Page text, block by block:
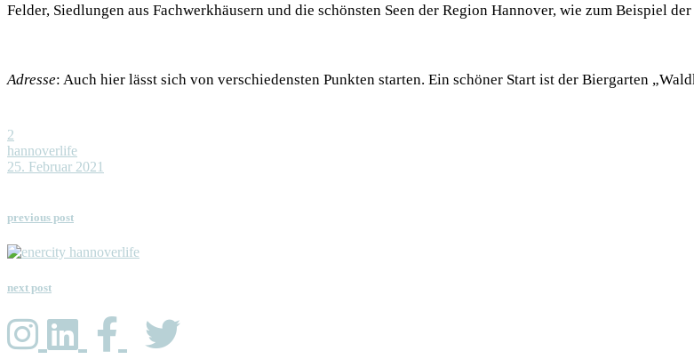
Felder, Siedlungen aus Fachwerkhäusern und die schönsten Seen der Region Hannover, wie zum Beispiel
Adresse: Auch hier lässt sich von verschiedensten Punkten starten. Ein schöner Start ist der Biergarten
2
hannoverlife
25. Februar 2021
previous post
next post